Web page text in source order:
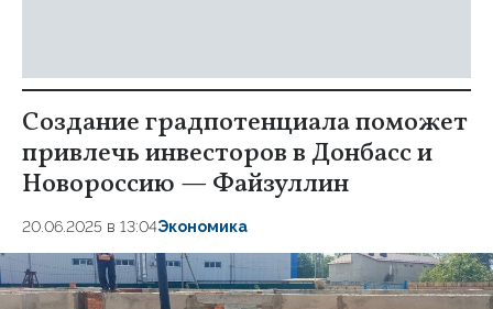
Создание градпотенциала поможет
привлечь инвесторов в Донбасс и
Новороссию — Файзуллин
20.06.2025 в 13:04Экономика